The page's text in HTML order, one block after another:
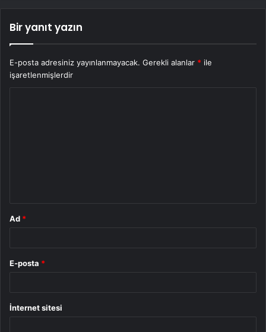
Bir yanıt yazın
E-posta adresiniz yayınlanmayacak. Gerekli alanlar * ile
işaretlenmişlerdir
Ad *
E-posta *
İnternet sitesi